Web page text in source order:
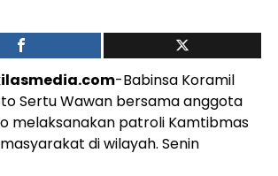
-Babinsa Koramil
Sertu Wawan bersama anggota
melaksanakan patroli Kamtibmas
di wilayah. Senin